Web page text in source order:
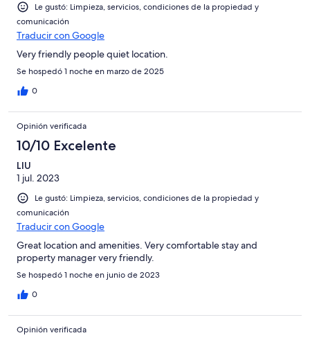
Le gustó: Limpieza, servicios, condiciones de la propiedad y
comunicación
Traducir con Google
Very friendly people quiet location.
Se hospedó 1 noche en marzo de 2025
0
Opinión verificada
10/10 Excelente
LIU
1 jul. 2023
Le gustó: Limpieza, servicios, condiciones de la propiedad y
comunicación
Traducir con Google
Great location and amenities. Very comfortable stay and
property manager very friendly.
Se hospedó 1 noche en junio de 2023
0
Opinión verificada